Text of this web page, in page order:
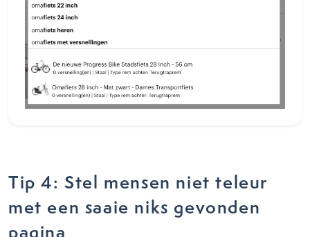
Tip 4: Stel mensen niet teleur
met een saaie niks gevonden
pagina